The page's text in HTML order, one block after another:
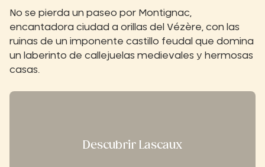
Descubrir Lascaux
No se pierda un paseo por Montignac,
encantadora ciudad a orillas del Vézère, con las
ruinas de un imponente castillo feudal que domina
un laberinto de callejuelas medievales y hermosas
casas.